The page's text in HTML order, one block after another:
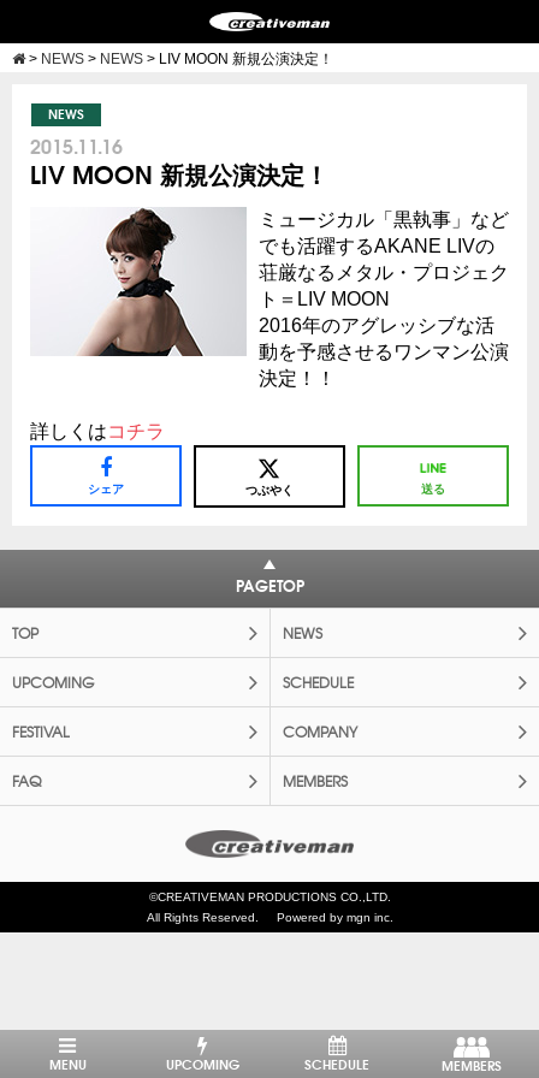
> NEWS > NEWS > LIV MOON 新規公演決定！
NEWS
2015.11.16
LIV MOON 新規公演決定！
ミュージカル「黒執事」など
でも活躍するAKANE LIVの
荘厳なるメタル・プロジェク
ト＝LIV MOON
2016年のアグレッシブな活
動を予感させるワンマン公演
決定！！
詳しくはコチラ
シェア つぶやく 送る
PAGETOP
TOP NEWS
UPCOMING SCHEDULE
FESTIVAL COMPANY
FAQ MEMBERS
©CREATIVEMAN PRODUCTIONS CO.,LTD.
All Rights Reserved.
Powered by mgn inc.
MENU UPCOMING SCHEDULE MEMBERS